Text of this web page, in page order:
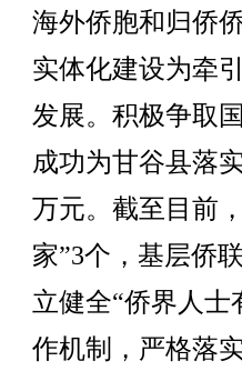
海外侨胞和归侨
实体化建设为牵
发展。积极争取
成功为甘谷县落
万元。截至目前
家”3个，基层侨
立健全“侨界人士
作机制，严格落